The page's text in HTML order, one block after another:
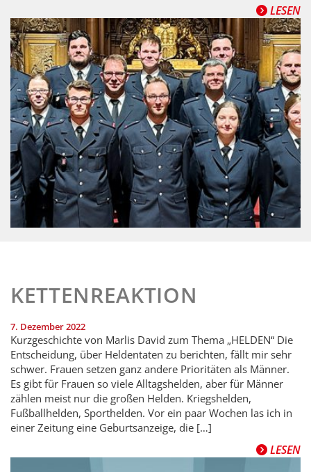
LESEN
KETTENREAKTION
7. Dezember 2022
Kurzgeschichte von Marlis David zum Thema „HELDEN“ Die
Entscheidung, über Heldentaten zu berichten, fällt mir sehr
schwer. Frauen setzen ganz andere Prioritäten als Männer.
Es gibt für Frauen so viele Alltagshelden, aber für Männer
zählen meist nur die großen Helden. Kriegshelden,
Fußballhelden, Sporthelden. Vor ein paar Wochen las ich in
einer Zeitung eine Geburtsanzeige, die […]
LESEN